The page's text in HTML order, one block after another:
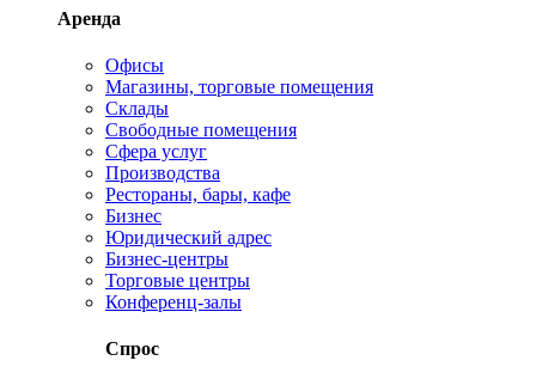
Аренда
Офисы
Магазины, торговые помещения
Склады
Свободные помещения
Сфера услуг
Производства
Рестораны, бары, кафе
Бизнес
Юридический адрес
Бизнес-центры
Торговые центры
Конференц-залы
Спрос